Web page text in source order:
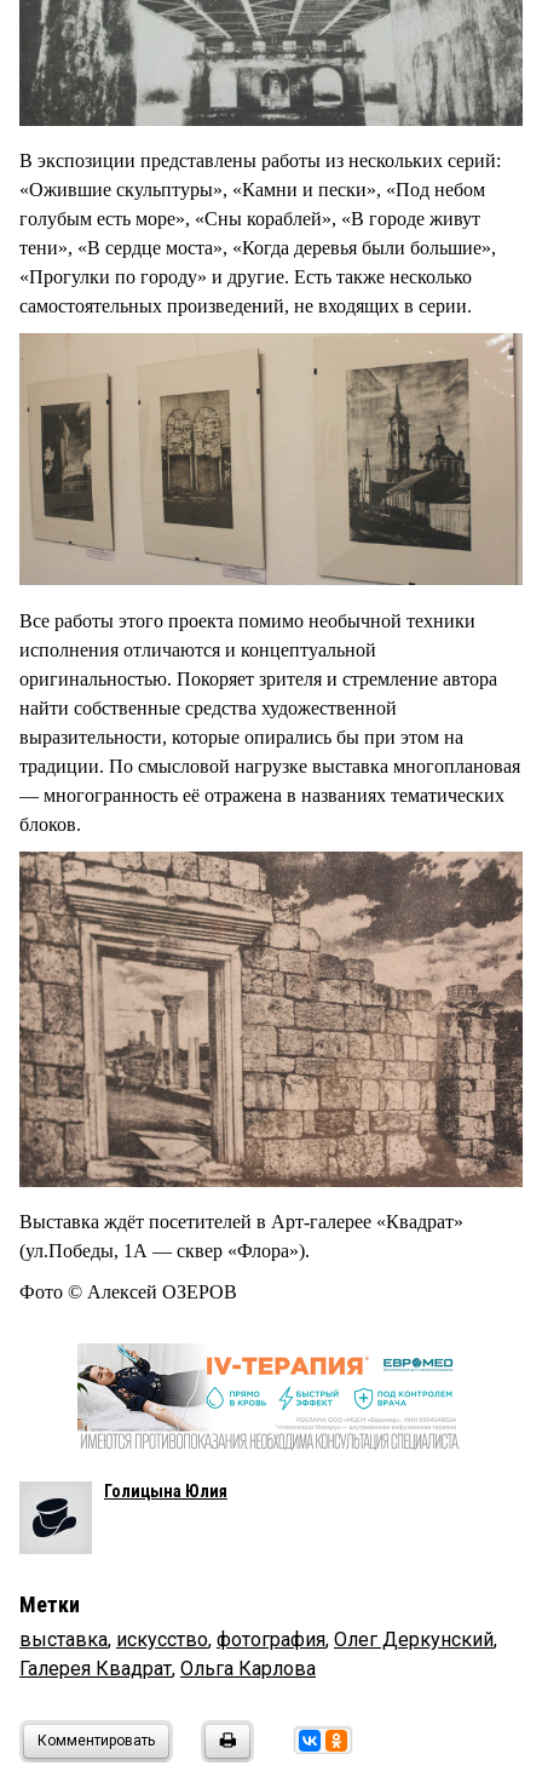
В экспозиции представлены работы из нескольких серий:
«Ожившие скульптуры», «Камни и пески», «Под небом
голубым есть море», «Сны кораблей», «В городе живут
тени», «В сердце моста», «Когда деревья были большие»,
«Прогулки по городу» и другие. Есть также несколько
самостоятельных произведений, не входящих в серии.
Все работы этого проекта помимо необычной техники
исполнения отличаются и концептуальной
оригинальностью. Покоряет зрителя и стремление автора
найти собственные средства художественной
выразительности, которые опирались бы при этом на
традиции. По смысловой нагрузке выставка многоплановая
— многогранность её отражена в названиях тематических
блоков.
Выставка ждёт посетителей в Арт-галерее «Квадрат»
(ул.Победы, 1А — сквер «Флора»).
Фото © Алексей ОЗЕРОВ
Голицына Юлия
Метки
выставка, искусство, фотография, Олег Деркунский,
Галерея Квадрат, Ольга Карлова
Комментировать